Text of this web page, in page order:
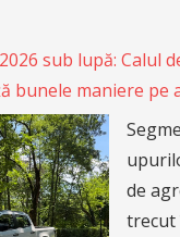
sub lupă: Calul
bunele maniere pe
de
trecut